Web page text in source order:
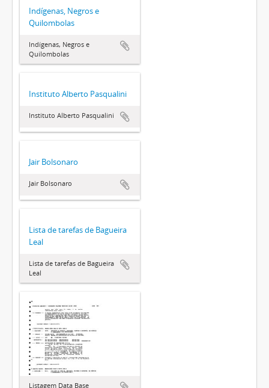
Indígenas, Negros e
Quilombolas
Indígenas, Negros e
Quilombolas
Instituto Alberto Pasqualini
Instituto Alberto Pasqualini
Jair Bolsonaro
Jair Bolsonaro
Lista de tarefas de Bagueira
Leal
Lista de tarefas de Bagueira
Leal
Listagem Data Base